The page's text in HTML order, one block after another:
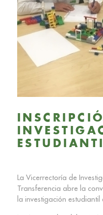
La Vicerrectoría de
Transferencia abre la
la investigación